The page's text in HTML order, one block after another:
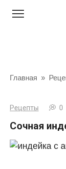
Главная »
Рецепты 0
Сочная